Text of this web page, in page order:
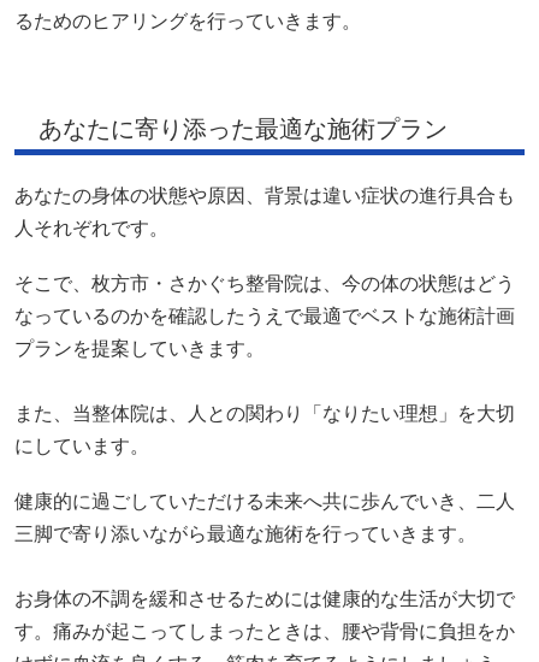
るためのヒアリングを行っていきます。
あなたに寄り添った最適な施術プラン
あなたの身体の状態や原因、背景は違い症状の進行具合も
人それぞれです。
そこで、枚方市・さかぐち整骨院は、今の体の状態はどう
なっているのかを確認したうえで最適でベストな施術計画
プランを提案していきます。
また、当整体院は、人との関わり「なりたい理想」を大切
にしています。
健康的に過ごしていただける未来へ共に歩んでいき、二人
三脚で寄り添いながら最適な施術を行っていきます。
お身体の不調を緩和させるためには健康的な生活が大切で
す。痛みが起こってしまったときは、腰や背骨に負担をか